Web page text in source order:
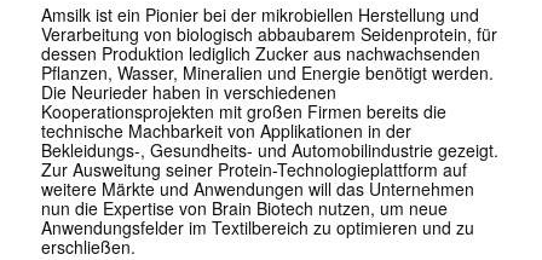
Amsilk ist ein Pionier bei der mikrobiellen Herstellung und
Verarbeitung von biologisch abbaubarem Seidenprotein, für
dessen Produktion lediglich Zucker aus nachwachsenden
Pflanzen, Wasser, Mineralien und Energie benötigt werden.
Die Neurieder haben in verschiedenen
Kooperationsprojekten mit großen Firmen bereits die
technische Machbarkeit von Applikationen in der
Bekleidungs-, Gesundheits- und Automobilindustrie gezeigt.
Zur Ausweitung seiner Protein-Technologieplattform auf
weitere Märkte und Anwendungen will das Unternehmen
nun die Expertise von Brain Biotech nutzen, um neue
Anwendungsfelder im Textilbereich zu optimieren und zu
erschließen.